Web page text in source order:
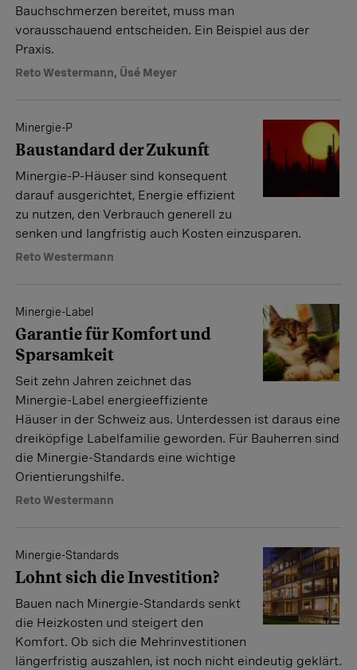
Bauchschmerzen bereitet, muss man
vorausschauend entscheiden. Ein Beispiel aus der
Praxis.
Reto Westermann, Üsé Meyer
Minergie-P
Baustandard der Zukunft
Minergie-P-Häuser sind konsequent
darauf ausgerichtet, Energie effizient
zu nutzen, den Verbrauch generell zu
senken und langfristig auch Kosten einzusparen.
Reto Westermann
Minergie-Label
Garantie für Komfort und
Sparsamkeit
Seit zehn Jahren zeichnet das
Minergie-Label energieeffiziente
Häuser in der Schweiz aus. Unterdessen ist daraus eine
dreiköpfige Labelfamilie geworden. Für Bauherren sind
die Minergie-Standards eine wichtige
Orientierungshilfe.
Reto Westermann
Minergie-Standards
Lohnt sich die Investition?
Bauen nach Minergie-Standards senkt
die Heizkosten und steigert den
Komfort. Ob sich die Mehrinvestitionen
längerfristig auszahlen, ist noch nicht eindeutig geklärt.